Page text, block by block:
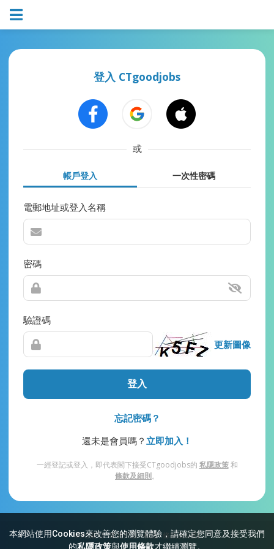
本網站使用Cookies來改善您的瀏覽體驗，請確定您同意及接受我們
的私隱政策與使用條款才繼續瀏覽。
登入 CTgoodjobs
或
帳戶登入 一次性密碼
電郵地址或登入名稱
密碼
驗證碼
更新圖像
登入
忘記密碼？
還未是會員嗎？ 立即加入！
一經登記或登入，即代表閣下接受CTgoodjobs的 私隱政策和
條款及細則。
網站索引 常見問題 私隱 條款及細則